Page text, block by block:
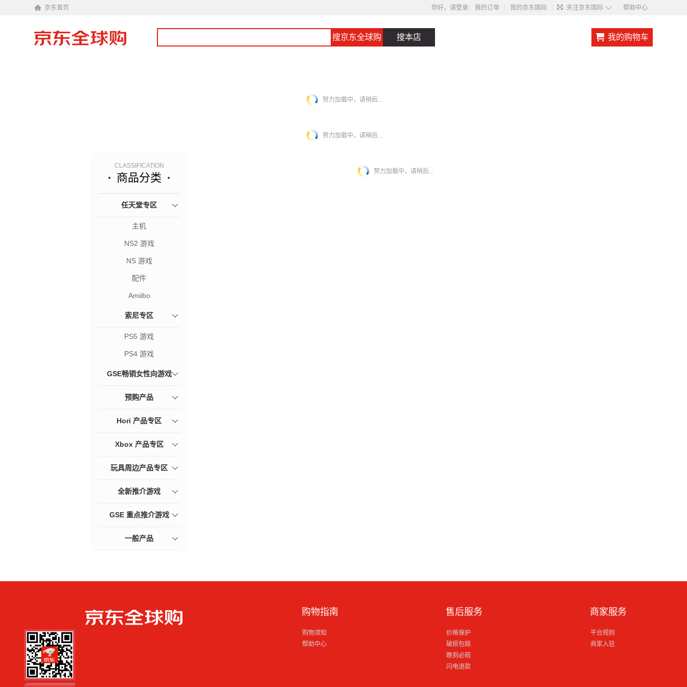
京东首页 你好，请登录 我的订单 我的京东国际 关注京东国际 ◇ 帮助中心
搜京东全球购 搜本店 我的购物车
努力加载中，请稍后...
努力加载中，请稍后...
CLASSIFICATION
商品分类
任天堂专区
主机
NS2 游戏
NS 游戏
配件
Amiibo
索尼专区
PS5 游戏
PS4 游戏
GSE畅销女性向游戏
预购产品
Hori 产品专区
Xbox 产品专区
玩具周边产品专区
全新推介游戏
GSE 重点推介游戏
一般产品
努力加载中，请稍后...
购物指南
购物须知
帮助中心
售后服务
价格保护
破损包赔
晚到必赔
闪电退款
商家服务
平台规则
商家入驻
手机扫一扫，劲
爆优惠触手可